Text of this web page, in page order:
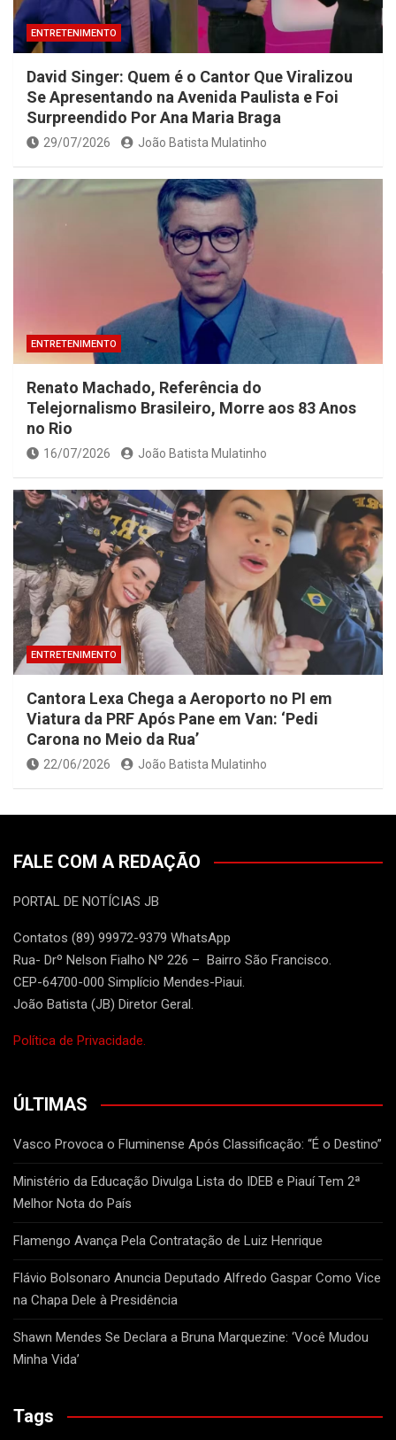
ENTRETENIMENTO
David Singer: Quem é o Cantor Que Viralizou
Se Apresentando na Avenida Paulista e Foi
Surpreendido Por Ana Maria Braga
29/07/2026 João Batista Mulatinho
ENTRETENIMENTO
Renato Machado, Referência do
Telejornalismo Brasileiro, Morre aos 83 Anos
no Rio
16/07/2026 João Batista Mulatinho
ENTRETENIMENTO
Cantora Lexa Chega a Aeroporto no PI em
Viatura da PRF Após Pane em Van: ‘Pedi
Carona no Meio da Rua’
22/06/2026 João Batista Mulatinho
FALE COM A REDAÇÃO
PORTAL DE NOTÍCIAS JB
Contatos (89) 99972-9379 WhatsApp
Rua- Drº Nelson Fialho Nº 226 – Bairro São Francisco.
CEP-64700-000 Simplício Mendes-Piaui.
João Batista (JB) Diretor Geral.
Política de Privacidade.
ÚLTIMAS
Vasco Provoca o Fluminense Após Classificação: “É o Destino”
Ministério da Educação Divulga Lista do IDEB e Piauí Tem 2ª
Melhor Nota do País
Flamengo Avança Pela Contratação de Luiz Henrique
Flávio Bolsonaro Anuncia Deputado Alfredo Gaspar Como Vice
na Chapa Dele à Presidência
Shawn Mendes Se Declara a Bruna Marquezine: ‘Você Mudou
Minha Vida’
Tags